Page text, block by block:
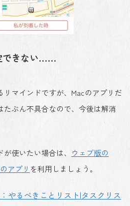
できない……
マインドですが、Macのアプリだ
たぶん不具合なので、今後は解消
使いたい場合は、
ウェブ版の
アプリ を利用しましょう。
やるべきことリスト|タスクリス